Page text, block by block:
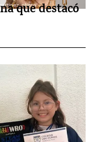
que destacó